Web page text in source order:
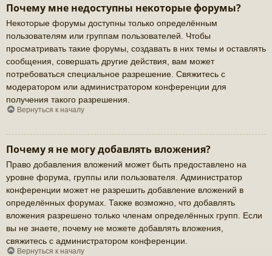
Почему мне недоступны некоторые форумы?
Некоторые форумы доступны только определённым
пользователям или группам пользователей. Чтобы
просматривать такие форумы, создавать в них темы и оставлять
сообщения, совершать другие действия, вам может
потребоваться специальное разрешение. Свяжитесь с
модератором или администратором конференции для
получения такого разрешения.
Вернуться к началу
Почему я не могу добавлять вложения?
Право добавления вложений может быть предоставлено на
уровне форума, группы или пользователя. Администратор
конференции может не разрешить добавление вложений в
определённых форумах. Также возможно, что добавлять
вложения разрешено только членам определённых групп. Если
вы не знаете, почему не можете добавлять вложения,
свяжитесь с администратором конференции.
Вернуться к началу